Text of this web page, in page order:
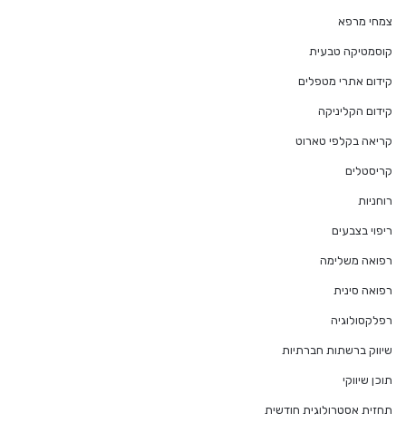
צמחי מרפא
קוסמטיקה טבעית
קידום אתרי מטפלים
קידום הקליניקה
קריאה בקלפי טארוט
קריסטלים
רוחניות
ריפוי בצבעים
רפואה משלימה
רפואה סינית
רפלקסולוגיה
שיווק ברשתות חברתיות
תוכן שיווקי
תחזית אסטרולוגית חודשית